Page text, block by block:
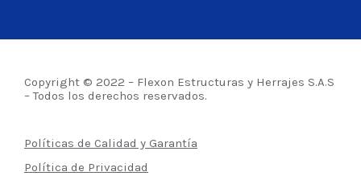
Copyright © 2022 – Flexon Estructuras y Herrajes S.A.S
– Todos los derechos reservados.
Políticas de Calidad y Garantía
Política de Privacidad